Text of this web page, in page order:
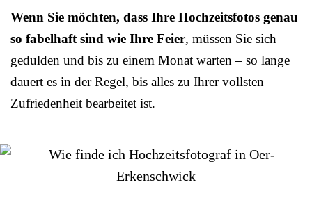
Wenn Sie möchten, dass Ihre Hochzeitsfotos genau
so fabelhaft sind wie Ihre Feier, müssen Sie sich
gedulden und bis zu einem Monat warten – so lange
dauert es in der Regel, bis alles zu Ihrer vollsten
Zufriedenheit bearbeitet ist.